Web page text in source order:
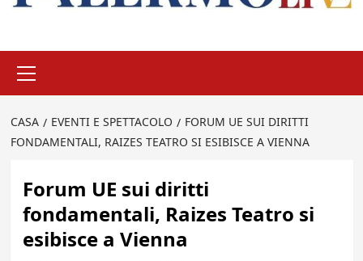
principale
CASA EVENTI E SPETTACOLO
FORUM UE SUI DIRITTI
FONDAMENTALI, RAIZES TEATRO SI ESIBISCE A VIENNA
Forum UE sui diritti
fondamentali, Raizes Teatro si
esibisce a Vienna